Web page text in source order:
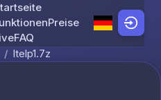
Skip to content
Preise
FAQ
/ ltelp1.7z